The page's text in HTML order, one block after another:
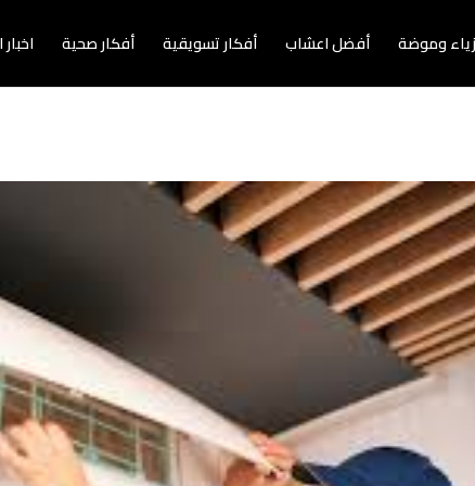
وموضة أفضل اعشاب أفكار تسويقية أفكار صحية